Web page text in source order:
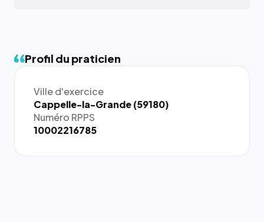
Profil du praticien
Ville d'exercice
Cappelle-la-Grande (59180)
Numéro RPPS
10002216785
{# 40×40
: la taille
rendue par
`.profile-